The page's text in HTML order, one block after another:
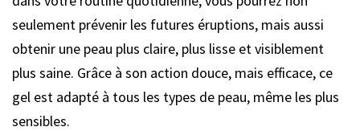
seulement prévenir les futures éruptions, mais aussi
obtenir une peau plus claire, plus lisse et visiblement
plus saine. Grâce à son action douce, mais efficace, ce
gel est adapté à tous les types de peau, même les plus
sensibles.